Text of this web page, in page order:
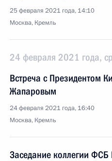
25 февраля 2021 года, 14:10
Москва, Кремль
24 февраля 2021 года,
Встреча с Президентом
Жапаровым
24 февраля 2021 года, 16:40
Москва, Кремль
Заседание коллегии ФСБ